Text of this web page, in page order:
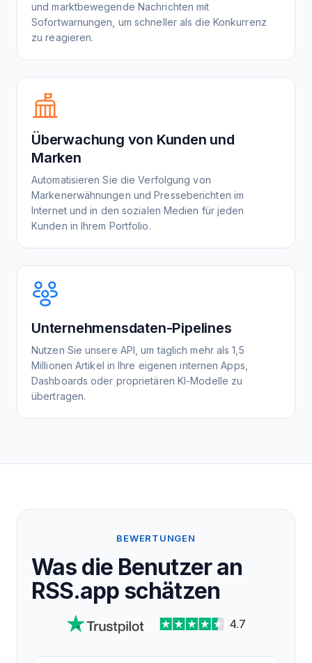
und marktbewegende Nachrichten mit
Sofortwarnungen, um schneller als die Konkurrenz
zu reagieren.
Überwachung von Kunden und
Marken
Automatisieren Sie die Verfolgung von
Markenerwähnungen und Presseberichten im
Internet und in den sozialen Medien für jeden
Kunden in Ihrem Portfolio.
Unternehmensdaten-Pipelines
Nutzen Sie unsere API, um täglich mehr als 1,5
Millionen Artikel in Ihre eigenen internen Apps,
Dashboards oder proprietären KI-Modelle zu
übertragen.
BEWERTUNGEN
Was die Benutzer an
RSS.app schätzen
4.7